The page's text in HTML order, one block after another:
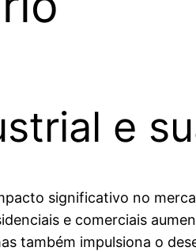
e
significativo no
e comerciais
também impulsiona o